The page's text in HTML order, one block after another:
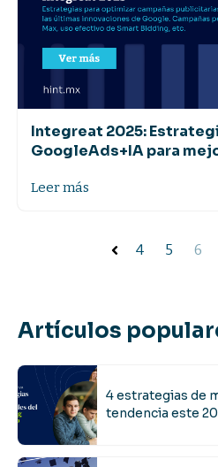
Integreat 2025:
GoogleAds+IA para
Leer más
4 5 6
Artículos
4 estrategias de
tendencia este